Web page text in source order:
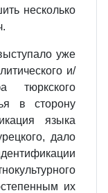
несколько
уже
и/
тюркского
в сторону
языка
дало
их